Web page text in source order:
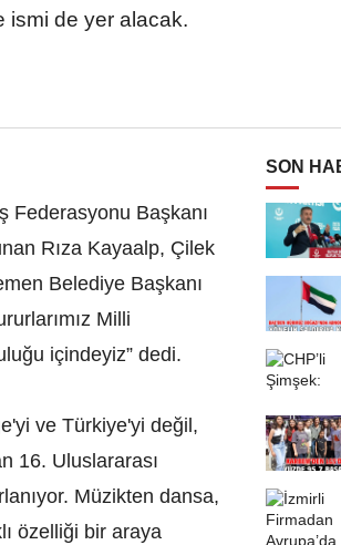
ismi de yer alacak.
Federasyonu Başkanı
Rıza Kayaalp, Çilek
Belediye Başkanı
Milli
içindeyiz” dedi.
ve Türkiye'yi değil,
16. Uluslararası
Müzikten dansa,
özelliği bir araya
SON